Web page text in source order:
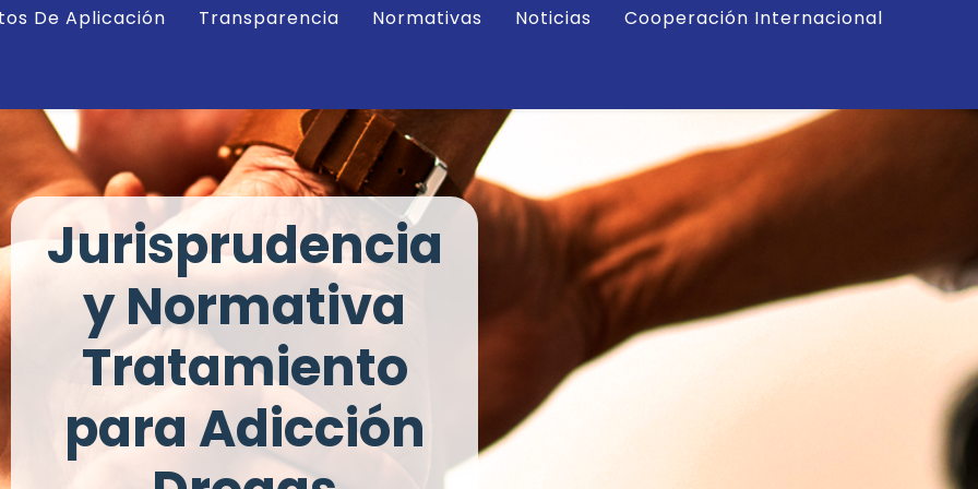
De Aplicación Transparencia Normativas Noticias Cooperación Internacional
Jurisprudencia
y Normativa
Tratamiento
para Adicción